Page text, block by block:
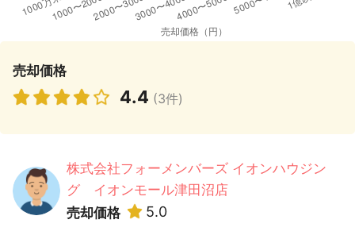
売却価格
4.4 (3件)
株式会社フォーメンバーズ イオンハウジン
グ イオンモール津田沼店
売却価格
5.0